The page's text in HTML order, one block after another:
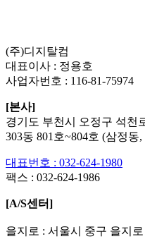
(주)디지탈컴
대표이사 : 정용호
사업자번호 : 116-81-75974
[본사]
경기도 부천시 오정구 석천
303동 801호~804호 (삼정
대표번호 : 032-624-1980
팩스 : 032-624-1986
[A/S센터]
을지로 : 서울시 중구 을지